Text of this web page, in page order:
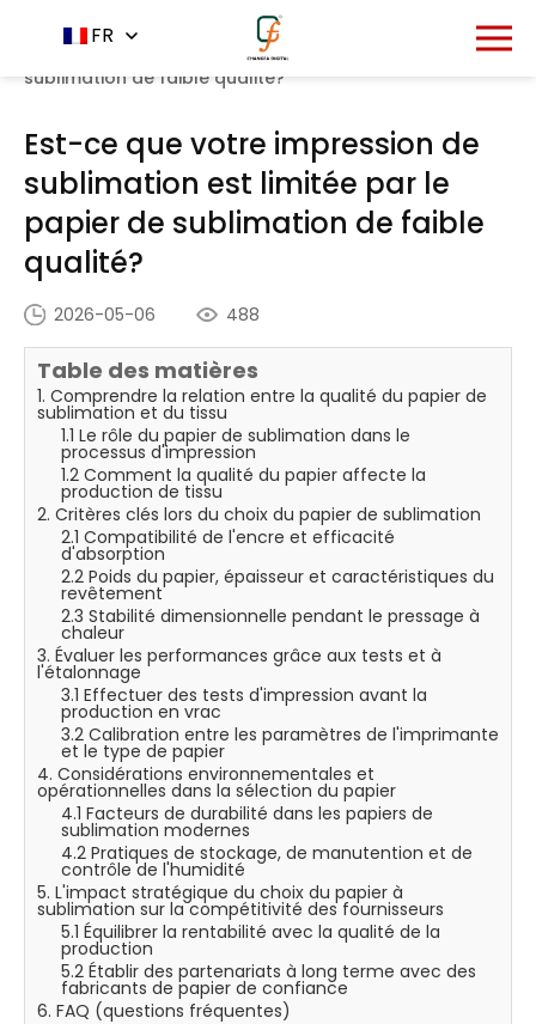
FR
Accueil - Centre de nouvelles
Est-ce que votre
impression de sublimation est limitée par le papier de
sublimation de faible qualité?
Est-ce que votre impression de
sublimation est limitée par le
papier de sublimation de faible
qualité?
2026-05-06 488
Table des matières
1. Comprendre la relation entre la qualité du papier de
sublimation et du tissu
1.1 Le rôle du papier de sublimation dans le
processus d'impression
1.2 Comment la qualité du papier affecte la
production de tissu
2. Critères clés lors du choix du papier de sublimation
2.1 Compatibilité de l'encre et efficacité
d'absorption
2.2 Poids du papier, épaisseur et caractéristiques du
revêtement
2.3 Stabilité dimensionnelle pendant le pressage à
chaleur
3. Évaluer les performances grâce aux tests et à
l'étalonnage
3.1 Effectuer des tests d'impression avant la
production en vrac
3.2 Calibration entre les paramètres de l'imprimante
et le type de papier
4. Considérations environnementales et
opérationnelles dans la sélection du papier
4.1 Facteurs de durabilité dans les papiers de
sublimation modernes
4.2 Pratiques de stockage, de manutention et de
contrôle de l'humidité
5. L'impact stratégique du choix du papier à
sublimation sur la compétitivité des fournisseurs
5.1 Équilibrer la rentabilité avec la qualité de la
production
5.2 Établir des partenariats à long terme avec des
fabricants de papier de confiance
6. FAQ (questions fréquentes)